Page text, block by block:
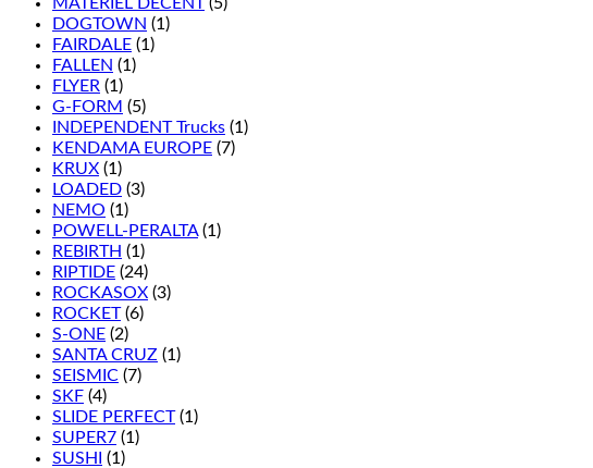
DOGTOWN (1)
FAIRDALE (1)
FALLEN (1)
FLYER (1)
G-FORM (5)
INDEPENDENT Trucks (1)
KENDAMA EUROPE (7)
KRUX (1)
LOADED (3)
NEMO (1)
POWELL-PERALTA (1)
REBIRTH (1)
RIPTIDE (24)
ROCKASOX (3)
ROCKET (6)
S-ONE (2)
SANTA CRUZ (1)
SEISMIC (7)
SKF (4)
SLIDE PERFECT (1)
SUPER7 (1)
SUSHI
(1)